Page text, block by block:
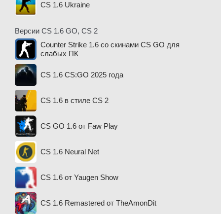
CS 1.6 Ukraine
Версии CS 1.6 GO, CS 2
Counter Strike 1.6 со скинами CS GO для
слабых ПК
CS 1.6 CS:GO 2025 года
CS 1.6 в стиле CS 2
CS GO 1.6 от Faw Play
CS 1.6 Neural Net
CS 1.6 от Yaugen Show
CS 1.6 Remastered от TheAmonDit